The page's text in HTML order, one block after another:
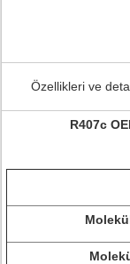
Özellikleri ve
R407c